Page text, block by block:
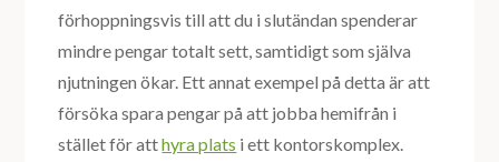
förhoppningsvis till att du i slutändan spenderar
mindre pengar totalt sett, samtidigt som själva
njutningen ökar. Ett annat exempel på detta är att
försöka spara pengar på att jobba hemifrån i
stället för atthyra plats i ett kontorskomplex.